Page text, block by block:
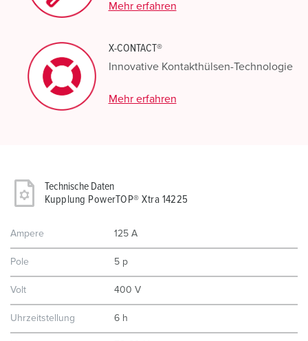
Mehr erfahren
X-CONTACT®
Innovative Kontakthülsen-Technologie
Mehr erfahren
Technische Daten
Kupplung PowerTOP® Xtra 14225
Ampere 125 A
Pole 5 p
Volt 400 V
Uhrzeitstellung 6 h